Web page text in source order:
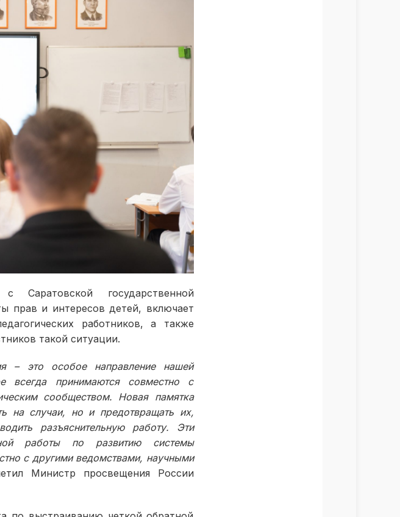
Саратовской государственной
прав и интересов детей, включает
работников, а также
такой ситуации.
– это особое направление нашей
принимаются совместно с
сообществом. Новая памятка
на случаи, но и предотвращать их,
разъяснительную работу. Эти
работы по развитию системы
с другими ведомствами, научными
Министр просвещения России